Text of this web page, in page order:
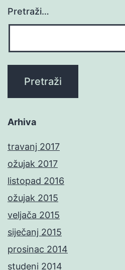
Pretraži…
Arhiva
travanj 2017
ožujak 2017
listopad 2016
ožujak 2015
veljača 2015
siječanj 2015
prosinac 2014
studeni 2014